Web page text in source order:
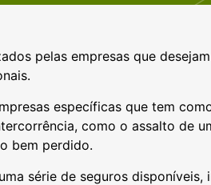
pelas empresas que
específicas que tem
como o assalto de
bem perdido.
série de seguros disponíveis,